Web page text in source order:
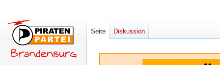
Seite Diskussion